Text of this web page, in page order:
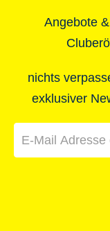
Merkzettel
Deine Favoriten
Angebote
nichts
exklusiver